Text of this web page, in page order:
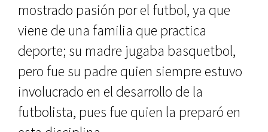
mostrado pasión por el futbol, ya que
viene de una familia que practica
deporte; su madre jugaba basquetbol,
pero fue su padre quien siempre estuvo
involucrado en el desarrollo de la
futbolista, pues fue quien la preparó en